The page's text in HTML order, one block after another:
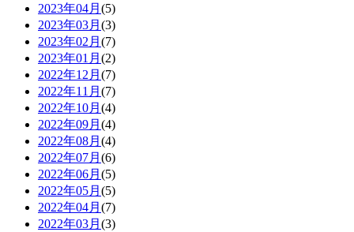
2023年04月 (5)
2023年03月 (3)
2023年02月 (7)
2023年01月 (2)
2022年12月 (7)
2022年11月 (7)
2022年10月 (4)
2022年09月 (4)
2022年08月 (4)
2022年07月 (6)
2022年06月 (5)
2022年05月 (5)
2022年04月 (7)
2022年03月 (3)